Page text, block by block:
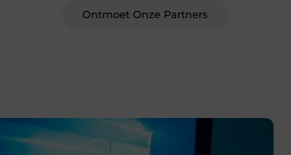
Ontmoet Onze Partners